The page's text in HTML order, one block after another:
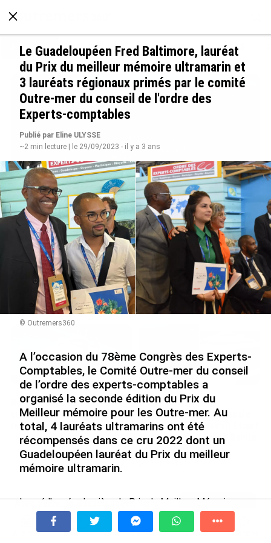
À LA UNE POLITIQUE ECONOMIE SOCIÉTÉ
SÉRIE. Histoire des chefs-lieux d’Outre-mer :
Nouméa, une capitale construite par le bagne,
le nickel et le Pacifique
le 08/08/2026
Rapport 2025 de l’Ifremer :
un engagement décisif dans
les Outre-mer
le 07/08/2026
De Messi à Trump :
l’expérience internationale
du Martiniquais Benoît Etinof
au service du Karibea Sainte-
Luce en Martinique
Avec VEENI, le Guadeloupéen Yanis
Foy entend participer au
développement tourist...
À la une Tv Radio A Propos
Le Guadeloupéen Fred Baltimore, lauréat
du Prix du meilleur mémoire ultramarin et
3 lauréats régionaux primés par le comité
Outre-mer du conseil de l'ordre des
Experts-comptables
Publié par Eline ULYSSE
~2 min lecture | le 29/09/2023 - il y a 3 ans
© Outremers360
A l’occasion du 78ème Congrès des Experts-
Comptables, le Comité Outre-mer du conseil
de l’ordre des experts-comptables a
organisé la seconde édition du Prix du
Meilleur mémoire pour les Outre-mer. Au
total, 4 lauréats ultramarins ont été
récompensés dans ce cru 2022 dont un
Guadeloupéen lauréat du Prix du meilleur
mémoire ultramarin.
Lancé l’année dernière, le Prix du Meilleur Mémoire
ultramarin a pour vocation de valoriser les talents des
régions ultramarines de la profession et de